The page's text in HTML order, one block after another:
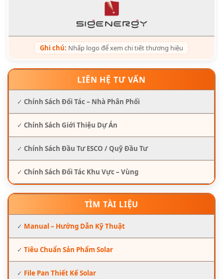
Ghi chú: Nhấp logo để xem chi tiết thương hiệu
LIÊN HỆ TƯ VẤN
✓ Chính Sách Đối Tác – Nhà Phân Phối
✓ Chính Sách Giới Thiệu Dự Án
✓ Chính Sách Đầu Tư ESCO / Quỹ Đầu Tư
✓ Chính Sách Đối Tác Khu Vực – Vùng
TÌM TÀI LIỆU
✓ Manual – Hướng Dẫn Kỹ Thuật
✓ Tiêu Chuẩn Sản Phẩm Solar
✓ File Pan Thiết Kế Solar